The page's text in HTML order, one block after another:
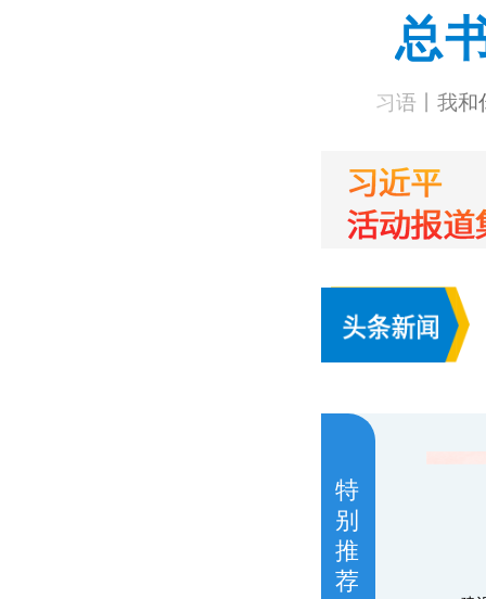
总
习语丨我和
特
别
推
荐